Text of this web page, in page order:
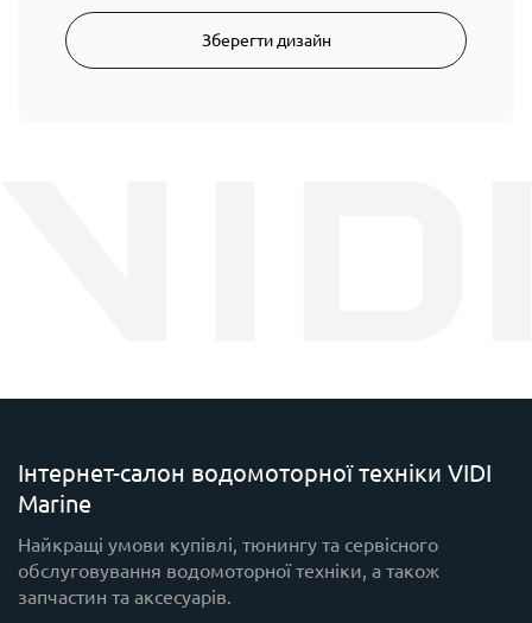
Зберегти дизайн
Інтернет-салон водомоторної техніки VIDI
Marine
Найкращі умови купівлі, тюнингу та сервісного
обслуговування водомоторної техніки, а також
запчастин та аксесуарів.